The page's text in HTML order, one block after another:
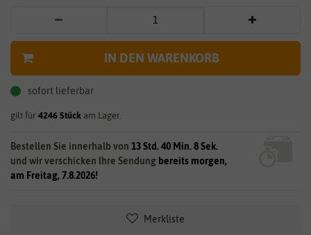
IN DEN WARENKORB
sofort lieferbar
gilt für 4246 Stück am Lager.
Bestellen Sie innerhalb von 13 Std. 40 Min. 8 Sek.
und wir verschicken Ihre Sendung bereits morgen,
am Freitag, 7.8.2026!
Merkliste